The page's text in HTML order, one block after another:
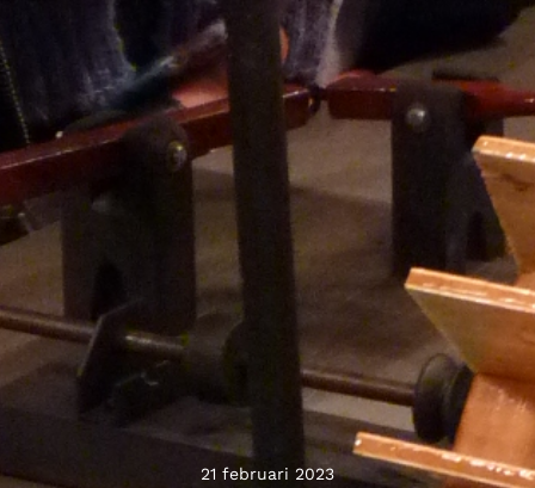
21 februari 2023